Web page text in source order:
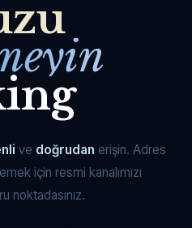
ve doğrudan erişin. Adres
için resmi kanalımızı
noktadasınız.